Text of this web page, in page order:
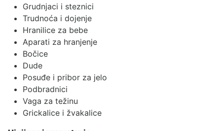
Grudnjaci i steznici
Trudnoća i dojenje
Hranilice za bebe
Aparati za hranjenje
Bočice
Dude
Posuđe i pribor za jelo
Podbradnici
Vaga za težinu
Grickalice i žvakalice